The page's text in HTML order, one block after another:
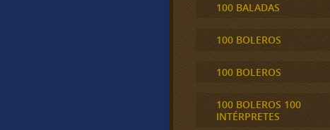
100 BALADAS
100 BOLEROS
100 BOLEROS
100 BOLEROS 100
INTÉRPRETES